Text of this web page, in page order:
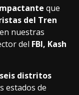
que
del Tren
nuestras
del FBI, Kash
seis distritos
estados de